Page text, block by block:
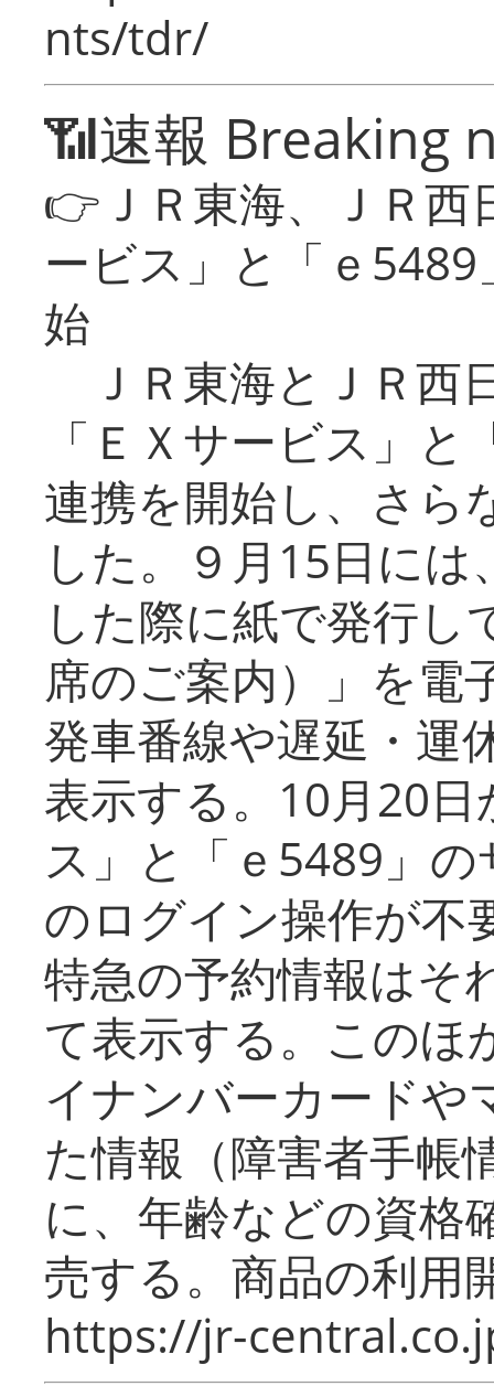
nts/tdr/
📶速報 Breaking
👉ＪＲ東海、ＪＲ
ービス」と「ｅ
始
ＪＲ東海とＪＲ西
「ＥＸサービス」
連携を開始し、さら
した。９月15日に
した際に紙で発行し
席のご案内）」を電
発車番線や遅延・運
表示する。10月20
ス」と「ｅ5489」
のログイン操作が不
特急の予約情報はそ
て表示する。このほ
イナンバーカードや
た情報（障害者手帳
に、年齢などの資格
売する。商品の利用
https://jr-